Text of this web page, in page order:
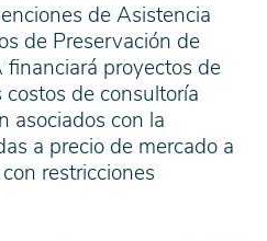
de Asistencia
de Preservación de
proyectos de
de consultoría
asociados con la
a precio de mercado a
restricciones